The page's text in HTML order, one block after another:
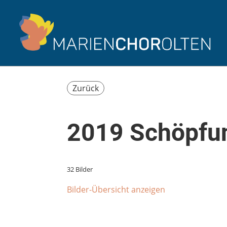
Zurück
2019
32 Bilder
Bilder-Übersicht anzeigen